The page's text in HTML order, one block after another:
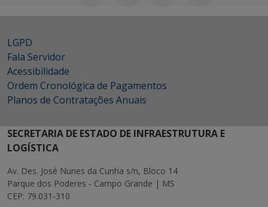
LGPD
Fala Servidor
Acessibilidade
Ordem Cronológica de Pagamentos
Planos de Contratações Anuais
SECRETARIA DE ESTADO DE INFRAESTRUTURA E
LOGÍSTICA
Av. Des. José Nunes da Cunha s/n, Bloco 14
Parque dos Poderes - Campo Grande | MS
CEP: 79.031-310